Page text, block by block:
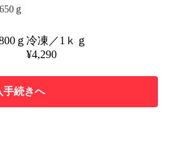
ｇ
ｇ 冷凍／1ｋｇ
¥4,290
手続きへ